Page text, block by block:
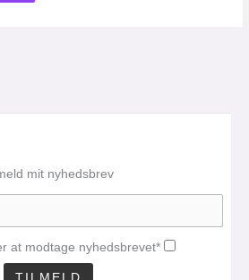
mit nyhedsbrev
at modtage nyhedsbrevet*